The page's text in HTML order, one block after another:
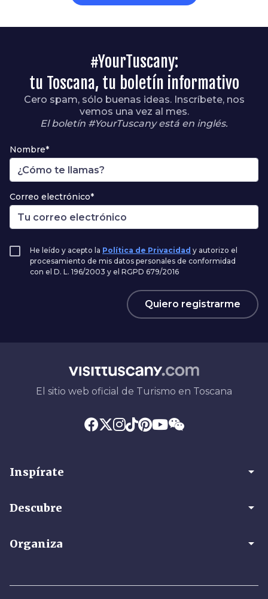
#YourTuscany:
tu Toscana, tu boletín informativo
Cero spam, sólo buenas ideas. Inscríbete, nos
vemos una vez al mes.
El boletín #YourTuscany está en inglés.
Nombre*
Correo electrónico*
He leído y acepto la Política de Privacidad y autorizo el
procesamiento de mis datos personales de conformidad
con el D. L. 196/2003 y el RGPD 679/2016
Quiero registrarme
El sitio web oficial de Turismo en Toscana
Inspírate arrow_drop_down
Descubre arrow_drop_down
Organiza arrow_drop_down